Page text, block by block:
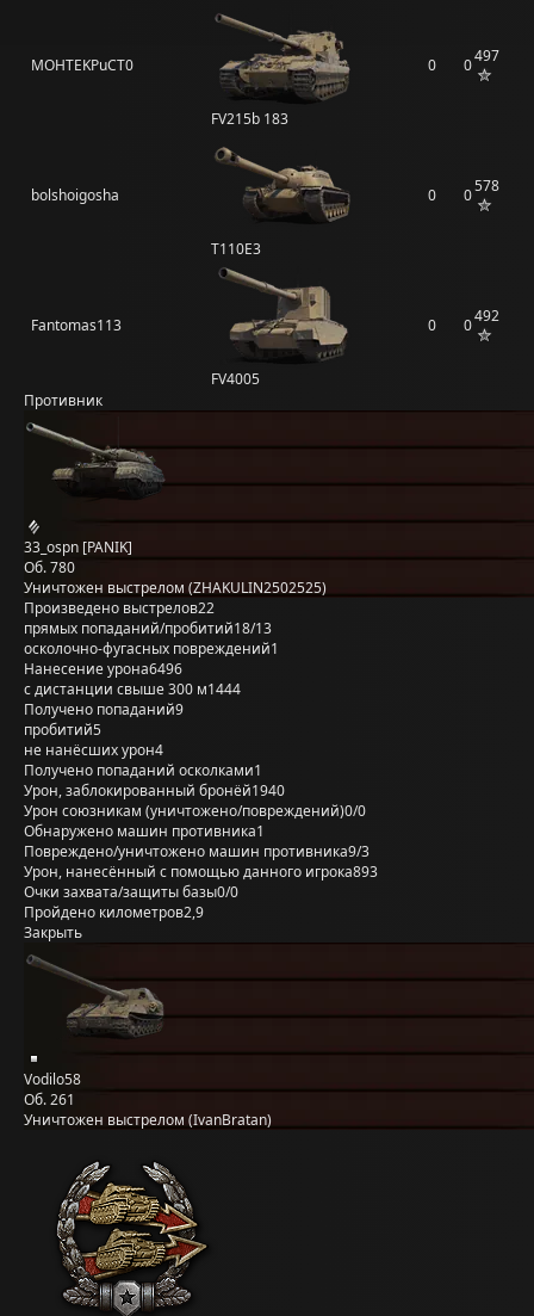
MOHTEKPuCT0
FV215b 183
0 0497
bolshoigosha
T110E3
0 0578
Fantomas113
FV4005
0 0492
Противник
33_ospn [PANIK]
Об. 780
Уничтожен выстрелом (ZHAKULIN2502525)
Произведено выстрелов22
прямых попаданий/пробитий18/13
осколочно-фугасных повреждений1
Нанесение урона6496
с дистанции свыше 300 м1444
Получено попаданий9
пробитий5
не нанёсших урон4
Получено попаданий осколками1
Урон, заблокированный бронёй1940
Урон союзникам (уничтожено/повреждений)0/0
Обнаружено машин противника1
Повреждено/уничтожено машин противника9/3
Урон, нанесённый с помощью данного игрока893
Очки захвата/защиты базы0/0
Пройдено километров2,9
Закрыть
Vodilo58
Об. 261
Уничтожен выстрелом (IvanBratan)